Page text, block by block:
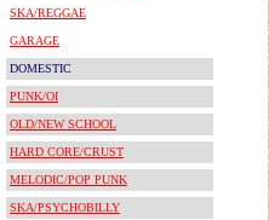
SKA/REGGAE
GARAGE
DOMESTIC
PUNK/OI
OLD/NEW SCHOOL
HARD CORE/CRUST
MELODIC/POP PUNK
SKA/PSYCHOBILLY